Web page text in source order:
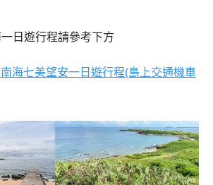
日遊行程請參考下方
海七美望安一日遊行程(島上交通機車